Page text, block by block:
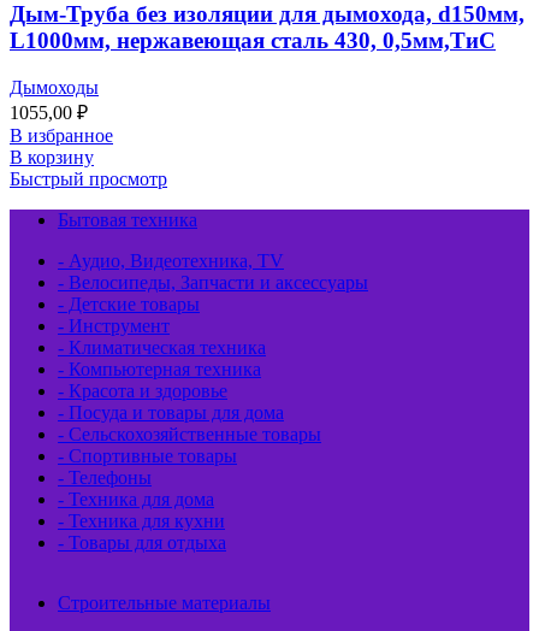
Дым-Труба без изоляции для дымохода, d150мм,
L1000мм, нержавеющая сталь 430, 0,5мм,ТиС
Дымоходы
1055,00 ₽
В избранное
В корзину
Быстрый просмотр
Бытовая техника
- Аудио, Видеотехника, TV
- Велосипеды, Запчасти и аксессуары
- Детские товары
- Инструмент
- Климатическая техника
- Компьютерная техника
- Красота и здоровье
- Посуда и товары для дома
- Сельскохозяйственные товары
- Спортивные товары
- Телефоны
- Техника для дома
- Техника для кухни
- Товары для отдыха
Строительные материалы